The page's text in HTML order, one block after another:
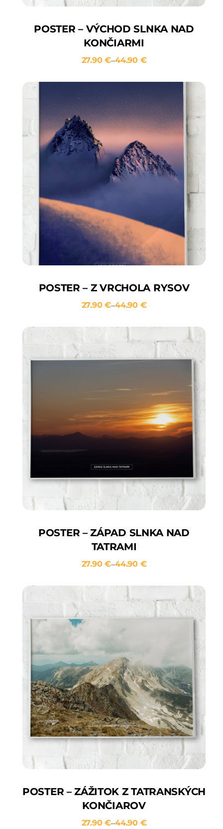
POSTER – VÝCHOD SLNKA NAD
KONČIARMI
27.90€–44.90 €
POSTER – Z VRCHOLA RYSOV
27.90€–44.90 €
POSTER – ZÁPAD SLNKA NAD
TATRAMI
27.90€–44.90 €
POSTER – ZÁŽITOK Z TATRANSKÝCH
KONČIAROV
27.90€–44.90 €